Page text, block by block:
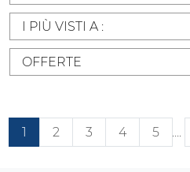
I PIÙ VISTI A :
OFFERTE
1 2 3 4 5 ....